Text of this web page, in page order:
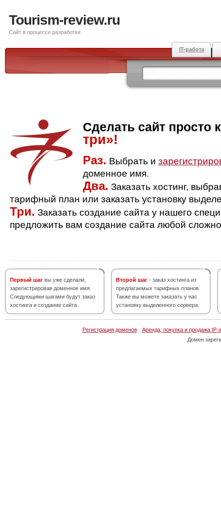
Tourism-review.ru
Сайт в процессе разработки
IT-работа
Сделать сайт просто
три»!
Раз. Выбрать и
доменное имя.
Два. Заказать хостинг,
тарифный план или заказать установку
Три. Заказать создание сайта у нашего
предложить вам создание сайта любой
Первый шаг вы уже сделали,
зарегистрировав доменное имя.
Следующими шагами будут заказ
хостинга и создание сайта.
Второй шаг - заказ хостинга из
предлагаемых тарифных планов.
Также вы можете заказать у нас
установку выделенного сервера.
Регистрация доменов· Аренда, покупка и продажа IP-
Домен